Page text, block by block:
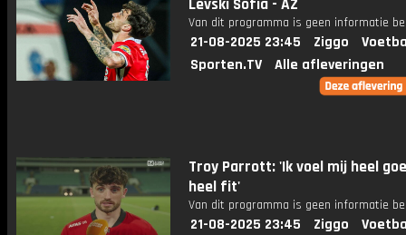
Levski Sofia - AZ
Van dit programma is geen informatie
21-08-2025 23:45 Ziggo
Sporten.TV
Alle afleveringen
Troy Parrott: 'Ik voel mij heel
heel fit'
Van dit programma is geen informatie
21-08-2025 23:45 Ziggo